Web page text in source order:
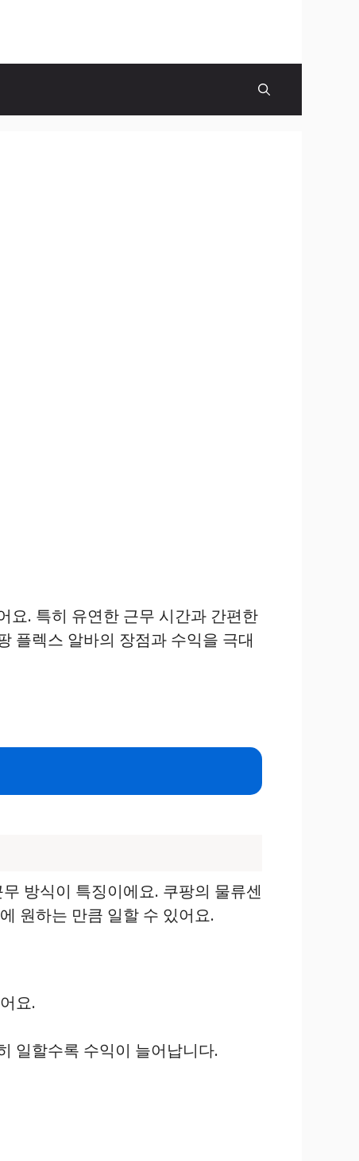
요. 특히 유연한 근무 시간과 간편한
플렉스 알바의 장점과 수익을 극대
방식이 특징이에요. 쿠팡의 물류센
원하는 만큼 일할 수 있어요.
요.
일할수록 수익이 늘어납니다.